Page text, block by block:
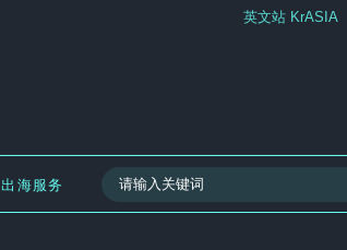
英文站 KrASIA
出海服务